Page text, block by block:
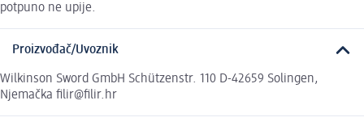
potpuno ne upije.
Proizvođač/Uvoznik
Wilkinson Sword GmbH Schützenstr. 110 D-42659 Solingen,
Njemačka filir@filir.hr